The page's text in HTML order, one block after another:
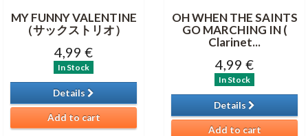
MY FUNNY VALENTINE
（サックストリオ）
4,99 €
In Stock
Details
Add to cart
OH WHEN THE SAINTS
GO MARCHING IN (
Clarinet...
4,99 €
In Stock
Details
Add to cart